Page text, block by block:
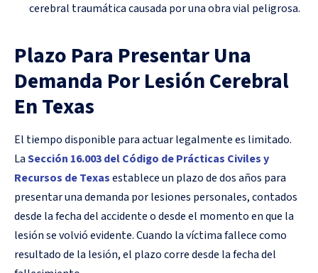
cerebral traumática causada por una obra vial peligrosa.
Plazo Para Presentar Una
Demanda Por Lesión Cerebral
En Texas
El tiempo disponible para actuar legalmente es limitado.
LaSección 16.003 del Código de Prácticas Civiles y
Recursos de Texasestablece un plazo de dos años para
presentar una demanda por lesiones personales, contados
desde la fecha del accidente o desde el momento en que la
lesión se volvió evidente. Cuando la víctima fallece como
resultado de la lesión, el plazo corre desde la fecha del